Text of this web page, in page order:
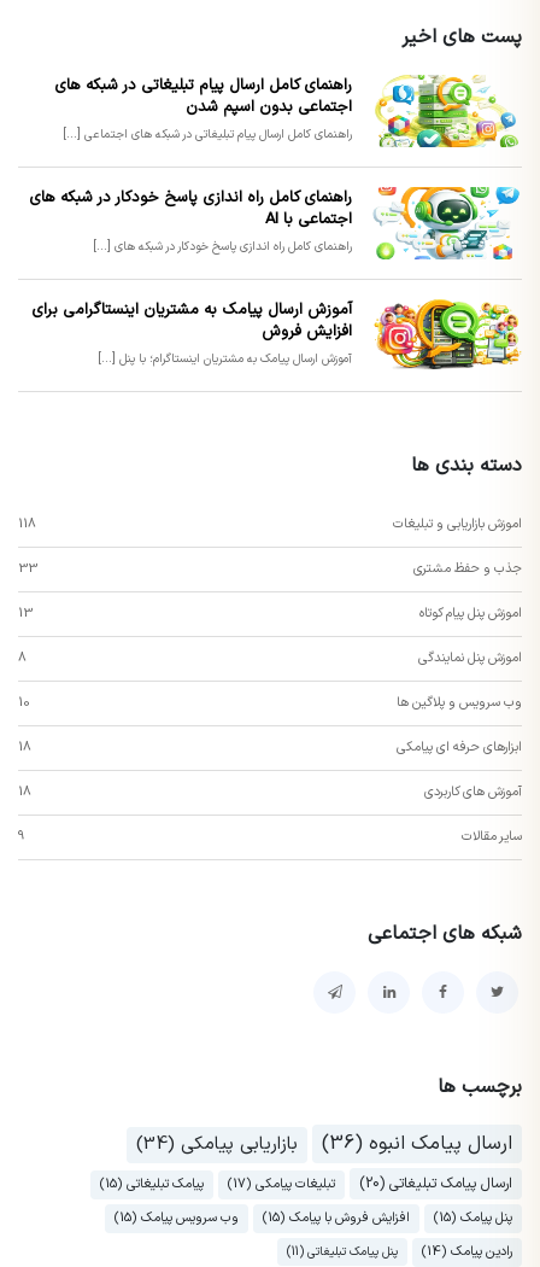
پست های اخیر
راهنمای کامل ارسال پیام تبلیغاتی در شبکه های
اجتماعی بدون اسپم شدن
راهنمای کامل ارسال پیام تبلیغاتی در شبکه های اجتماعی [...]
راهنمای کامل راه اندازی پاسخ خودکار در شبکه های
اجتماعی با AI
راهنمای کامل راه اندازی پاسخ خودکار در شبکه های [...]
آموزش ارسال پیامک به مشتریان اینستاگرامی برای
افزایش فروش
آموزش ارسال پیامک به مشتریان اینستاگرام؛ با پنل [...]
دسته بندی ها
اموزش بازاریابی و تبلیغات 118
جذب و حفظ مشتری 33
اموزش پنل پیام کوتاه 13
اموزش پنل نمایندگی 8
وب سرویس و پلاگین ها 10
ابزارهای حرفه ای پیامکی 18
آموزش های کاربردی 18
سایر مقالات 9
شبکه های اجتماعی
برچسب ها
ارسال پیامک انبوه (36)
بازاریابی پیامکی (34)
ارسال پیامک تبلیغاتی (20) تبلیغات پیامکی (17)
پیامک تبلیغاتی (15)
پنل پیامک (15)
افزایش فروش با پیامک (15)
وب سرویس پیامک (15)
رادین پیامک (14)
پنل پیامک تبلیغاتی (11)